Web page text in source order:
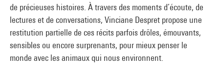
de précieuses histoires. À travers des moments d’écoute, de
lectures et de conversations, Vinciane Despret propose une
restitution partielle de ces récits parfois drôles, émouvants,
sensibles ou encore surprenants, pour mieux penser le
monde avec les animaux qui nous environnent.